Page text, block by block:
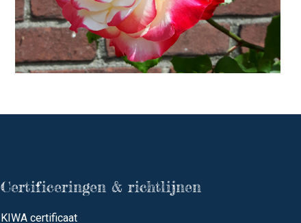
Certificeringen & richtlijnen
KIWA certificaat